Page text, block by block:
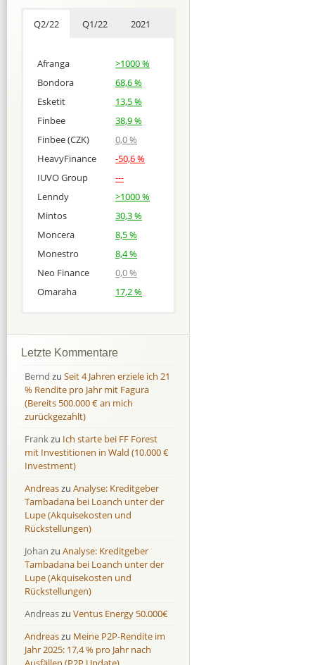
Q2/22 Q1/22 2021
Afranga
>1000 %
Bondora
68,6 %
Esketit
13,5 %
Finbee
38,9 %
Finbee (CZK)
0,0 %
HeavyFinance
-50,6 %
IUVO Group
---
Lenndy
>1000 %
Mintos
30,3 %
Moncera
8,5 %
Monestro
8,4 %
Neo Finance
0,0 %
Omaraha
17,2 %
Bondora
Finbee
43,2%
Finbee (CZK)
0,0 %
HeavyFinance
IUVO Group
-32,2 %
Lenndy
-314,6 %
Moncera
8,0 %
Monestro
9,1 %
Neo Finance
Omaraha
16,4 %
Bondora
Finbee
35,2%
Finbee (CZK)
0,0 %
HeavyFinance
IUVO Group
-55,0 %
Lenndy
146,5 %
Moncera
11,1 %
Monestro
>1000%
Neo Finance
Omaraha
18,0 %
Letzte Kommentare
Bernd zu Seit 4 Jahren erziele ich 21
% Rendite pro Jahr mit Fagura
(Bereits 500.000 € an mich
zurückgezahlt)
Frankzu Ich starte bei FF Forest
mit Investitionen in Wald (10.000 €
Investment)
Andreaszu Analyse: Kreditgeber
Tambadana bei Loanch unter der
Lupe (Akquisekosten und
Rückstellungen)
Johan zu Analyse: Kreditgeber
Tambadana bei Loanch unter der
Lupe (Akquisekosten und
Rückstellungen)
Andreaszu Ventus Energy 50.000€
Andreaszu Meine P2P-Rendite im
Jahr 2025: 17,4 % pro Jahr nach